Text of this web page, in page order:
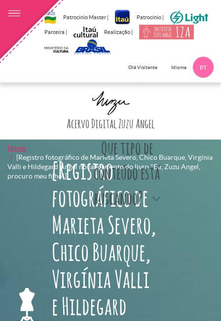
Patrocínio Master | Patrocínio |
Parceira | Realização |
Olá Visitante Idioma PT
Acervo Digital Zuzu Angel
Que tipo de
conteúdo está
buscando?
Home
[Registro fotográfico de Marieta Severo, Chico Buarque, Virgínia
Valli e Hildegard Angel no lançamento do livro "Eu, Zuzu Angel,
procuro meu filho"][Registro
fotográfico de
Marieta Severo,
Chico Buarque,
Virgínia Valli
e Hildegard